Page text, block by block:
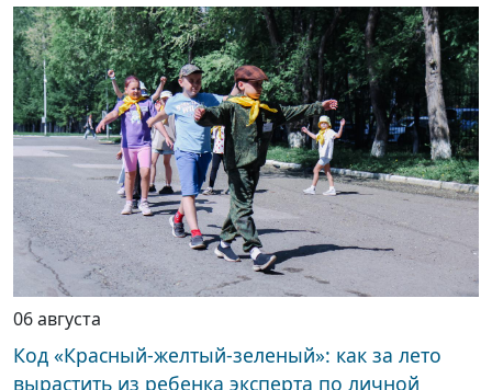
06 августа
Код «Красный-желтый-зеленый»: как за лето
вырастить из ребенка эксперта по личной